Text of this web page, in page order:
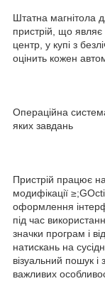
Штатна магнітола
пристрій, що
центр, у купі з
оцінить кожен
Операційна
яких завдань
Пристрій працює
модифікації
оформлення
під час
значки програм і
натискань на
візуальний пошук і
важливих